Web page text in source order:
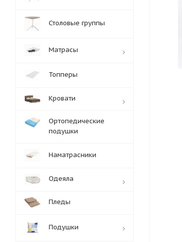
Столовые группы
Матрасы
Топперы
Кровати
Ортопедические
подушки
Наматрасники
Одеяла
Пледы
Подушки